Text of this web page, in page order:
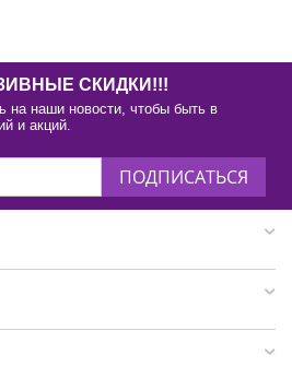
СКИДКИ!!!
на наши новости, чтобы быть в
и акций.
ПОДПИСАТЬСЯ